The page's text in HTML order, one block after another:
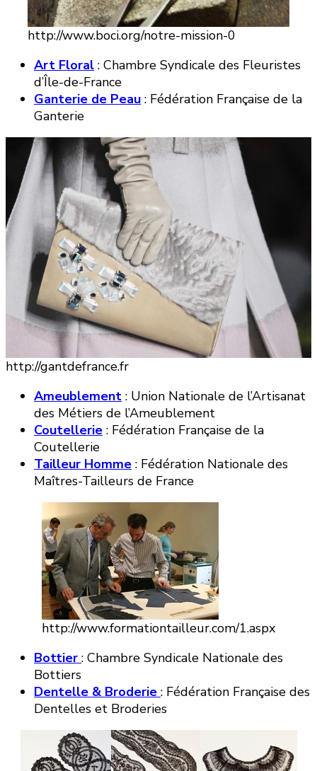
http://www.boci.org/notre-mission-0
Art Floral : Chambre Syndicale des Fleuristes
d’Île-de-France
Ganterie de Peau : Fédération Française de la
Ganterie
http://gantdefrance.fr
Ameublement : Union Nationale de l’Artisanat
des Métiers de l’Ameublement
Coutellerie : Fédération Française de la
Coutellerie
Tailleur Homme : Fédération Nationale des
Maîtres-Tailleurs de France
http://www.formationtailleur.com/1.aspx
Bottier : Chambre Syndicale Nationale des
Bottiers
Dentelle & Broderie : Fédération Française des
Dentelles et Broderies